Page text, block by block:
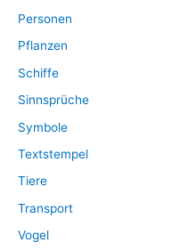
Personen
Pflanzen
Schiffe
Sinnsprüche
Symbole
Textstempel
Tiere
Transport
Vogel